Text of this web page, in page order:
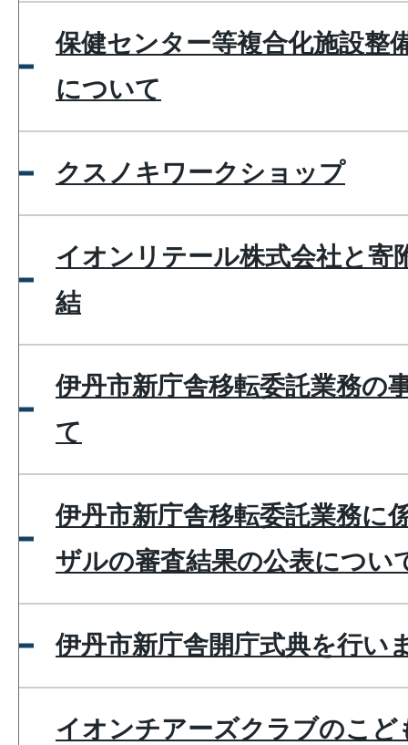
保健センター等複合化施設整
について
クスノキワークショップ
イオンリテール株式会社と寄
結
伊丹市新庁舎移転委託業務の
て
伊丹市新庁舎移転委託業務に
ザルの審査結果の公表につい
伊丹市新庁舎開庁式典を行い
イオンチアーズクラブのこど